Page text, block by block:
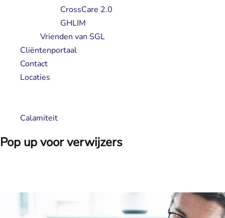
CrossCare 2.0
GHLIM
Vrienden van SGL
Cliëntenportaal
Contact
Locaties
Calamiteit
Pop up voor verwijzers